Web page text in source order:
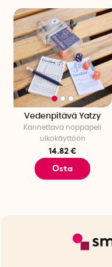
Vedenpitävä Yatzy
Kannettava noppapeli
ulkokäyttöön
14.82 €
Osta